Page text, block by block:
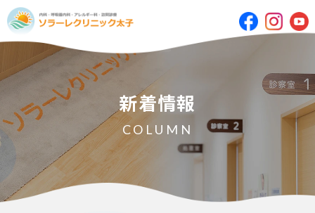
新着情報
COLUMN